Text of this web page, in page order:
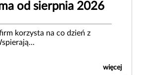
od sierpnia 2026
korzysta na co dzień z
więcej